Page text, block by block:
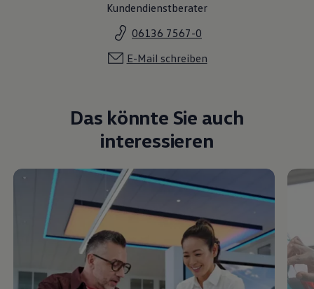
Kundendienstberater
06136 7567-0
E-Mail schreiben
Das könnte Sie auch
interessieren